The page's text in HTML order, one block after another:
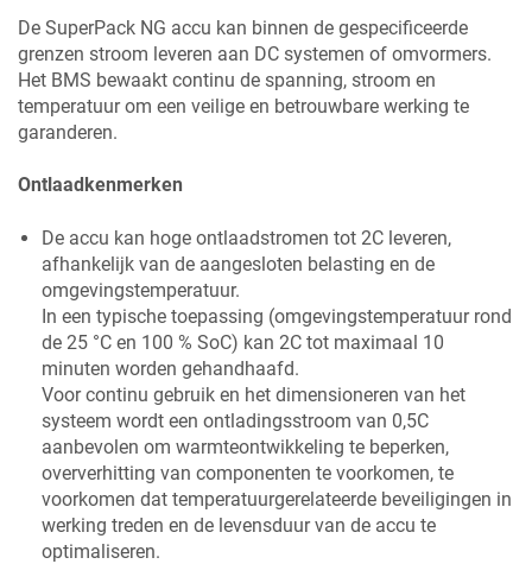
De SuperPack NG accu kan binnen de gespecificeerde
grenzen stroom leveren aan DC systemen of omvormers.
Het BMS bewaakt continu de spanning, stroom en
temperatuur om een veilige en betrouwbare werking te
garanderen.
Ontlaadkenmerken
De accu kan hoge ontlaadstromen tot 2C leveren,
afhankelijk van de aangesloten belasting en de
omgevingstemperatuur.
In een typische toepassing (omgevingstemperatuur rond
de 25 °C en 100 % SoC) kan 2C tot maximaal 10
minuten worden gehandhaafd.
Voor continu gebruik en het dimensioneren van het
systeem wordt een ontladingsstroom van 0,5C
aanbevolen om warmteontwikkeling te beperken,
oververhitting van componenten te voorkomen, te
voorkomen dat temperatuurgerelateerde beveiligingen in
werking treden en de levensduur van de accu te
optimaliseren.